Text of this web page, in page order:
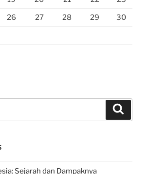
26 27 28 29 30
Sejarah dan Dampaknya